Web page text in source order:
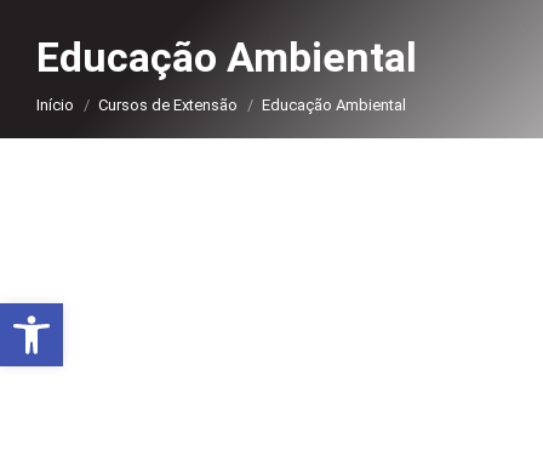
Educação Ambiental
Você está aqui:
Início Cursos de Extensão Educação Ambiental
Abrir a barra de ferramentas